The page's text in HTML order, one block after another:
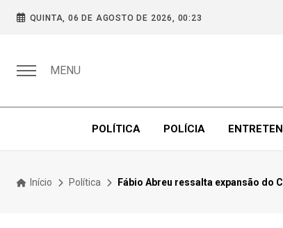
QUINTA, 06 DE AGOSTO DE 2026, 00:23
MENU
POLÍTICA POLÍCIA
Início Política Fábio Abreu ressalta expansão do